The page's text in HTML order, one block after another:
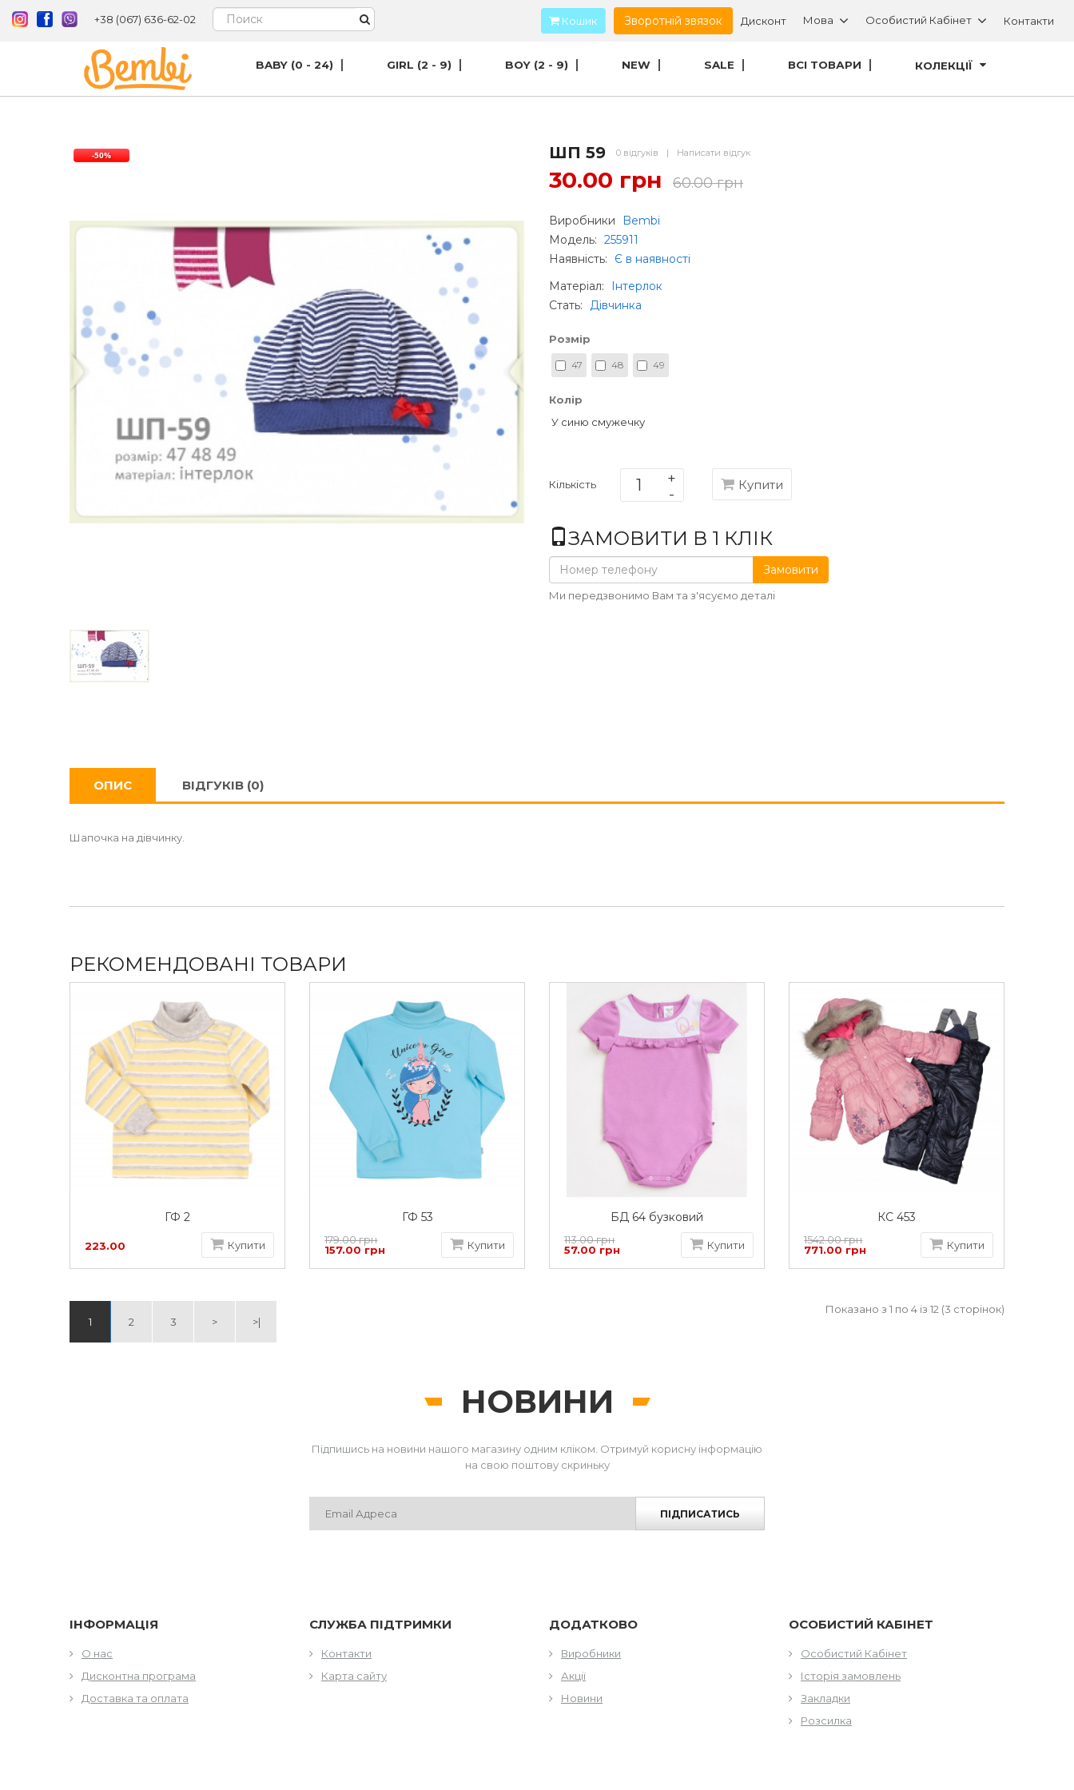
+38 (067) 636-62-02 Кошик Зворотній звязок Дисконт Мова Особистий Кабінет Контакти
BABY (0 - 24) GIRL (2 - 9) BOY (2 - 9) NEW SALE ВСІ ТОВАРИ КОЛЕКЦІЇ
-50% ШП 59 0 відгуків | Написати відгук
30.00 грн 60.00 грн
Виробники
Bembi
Модель: 255911
Наявність:
Є в наявності
Матеріал:
Інтерлок
Стать: Дівчинка
Розмір
47 48 49
Колір
У синю смужечку
Кількість Купити
ЗАМОВИТИ В 1 КЛІК
Замовити
Ми передзвонимо Вам та з'ясуємо деталі
ОПИС ВІДГУКІВ (0)
Шапочка на дівчинку.
РЕКОМЕНДОВАНІ ТОВАРИ
ГФ 2
223.00 Купити
ГФ 53
179.00 грн
157.00 грн
Купити
БД 64 бузковий
113.00 грн
57.00 грн
Купити
КС 453
1542.00 грн
771.00 грн
Купити
1 2 3 > >|
Показано з 1 по 4 із 12 (3 сторінок)
НОВИНИ
Підпишись на новини нашого магазину одним кліком. Отримуй корисну інформацію
на свою поштову скриньку
ПІДПИСАТИСЬ
ІНФОРМАЦІЯ
О нас
Дисконтна програма
Доставка та оплата
СЛУЖБА ПІДТРИМКИ
Контакти
Карта сайту
ДОДАТКОВО
Виробники
Акції
Новини
ОСОБИСТИЙ КАБІНЕТ
Особистий Кабінет
Історія замовлень
Закладки
Розсилка